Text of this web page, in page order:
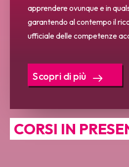
apprendere ovunque e in
garantendo al contempo il
ufficiale delle competenze
Scopri di più
CORSI IN